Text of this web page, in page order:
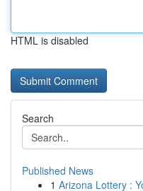
HTML is disabled
Search
Published News
1 Arizona Lottery :